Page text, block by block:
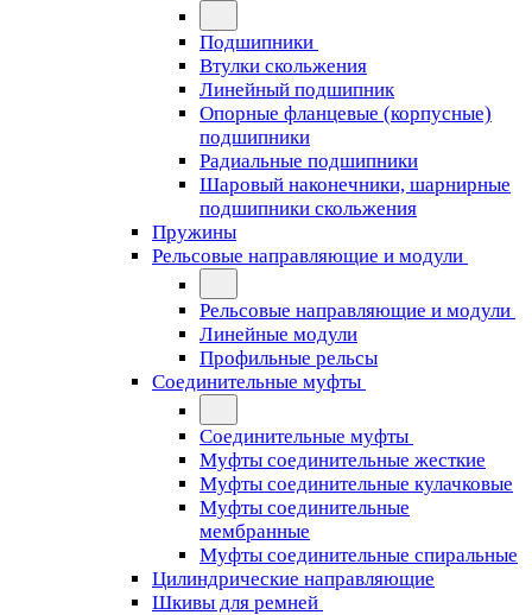
Подшипники
Втулки скольжения
Линейный подшипник
Опорные фланцевые (корпусные)
подшипники
Радиальные подшипники
Шаровый наконечники, шарнирные
подшипники скольжения
Пружины
Рельсовые направляющие и модули
Рельсовые направляющие и модули
Линейные модули
Профильные рельсы
Соединительные муфты
Соединительные муфты
Муфты соединительные жесткие
Муфты соединительные кулачковые
Муфты соединительные
мембранные
Муфты соединительные спиральные
Цилиндрические направляющие
Шкивы для ремней